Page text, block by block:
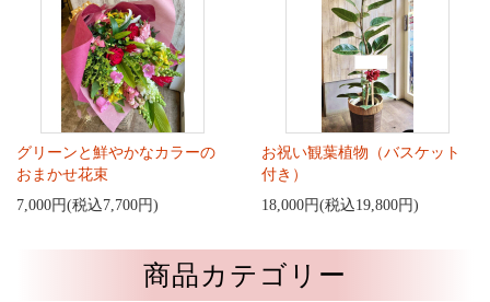
グリーンと鮮やかなカラーの
おまかせ花束
7,000円(税込7,700円)
お祝い観葉植物（バスケット
付き）
18,000円(税込19,800円)
商品カテゴリー